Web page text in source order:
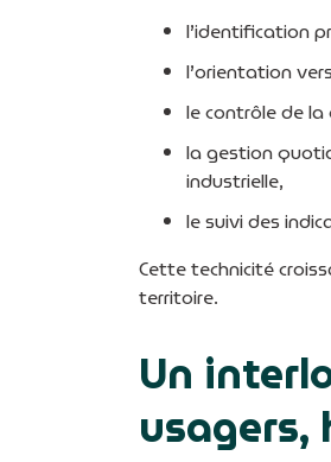
l’identification
l’orientation
le contrôle de
la gestion
industrielle,
le suivi des
Cette technicité
territoire.
Un